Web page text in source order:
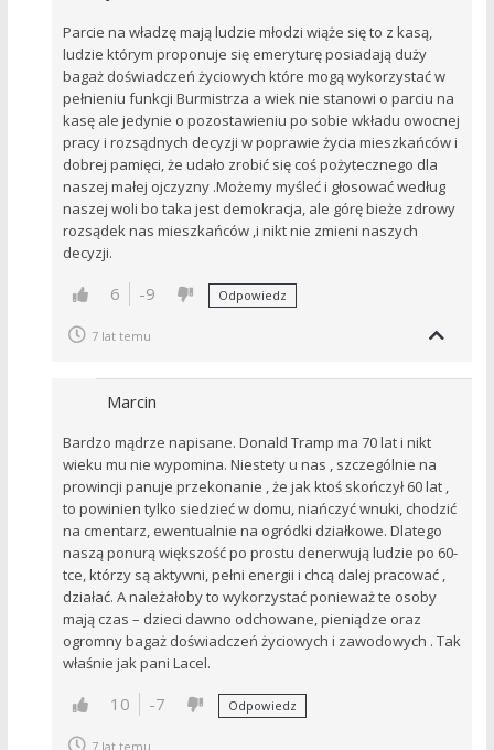
Parcie na władzę mają ludzie młodzi wiąże się to z kasą,
ludzie którym proponuje się emeryturę posiadają duży
bagaż doświadczeń życiowych które mogą wykorzystać w
pełnieniu funkcji Burmistrza a wiek nie stanowi o parciu na
kasę ale jedynie o pozostawieniu po sobie wkładu owocnej
pracy i rozsądnych decyzji w poprawie życia mieszkańców i
dobrej pamięci, że udało zrobić się coś pożytecznego dla
naszej małej ojczyzny .Możemy myśleć i głosować według
naszej woli bo taka jest demokracja, ale górę bieże zdrowy
rozsądek nas mieszkańców ,i nikt nie zmieni naszych
decyzji.
6 -9 Odpowiedz
7 lat temu
Marcin
Bardzo mądrze napisane. Donald Tramp ma 70 lat i nikt
wieku mu nie wypomina. Niestety u nas , szczególnie na
prowincji panuje przekonanie , że jak ktoś skończył 60 lat ,
to powinien tylko siedzieć w domu, niańczyć wnuki, chodzić
na cmentarz, ewentualnie na ogródki działkowe. Dlatego
naszą ponurą większość po prostu denerwują ludzie po 60-
tce, którzy są aktywni, pełni energii i chcą dalej pracować ,
działać. A należałoby to wykorzystać ponieważ te osoby
mają czas – dzieci dawno odchowane, pieniądze oraz
ogromny bagaż doświadczeń życiowych i zawodowych . Tak
właśnie jak pani Lacel.
10 -7 Odpowiedz
7 lat temu